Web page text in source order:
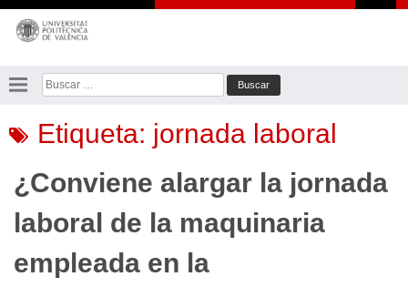
Saltar
contenido
Buscar:
Etiqueta: jornada laboral
¿Conviene alargar la jornada
laboral de la maquinaria
empleada en la